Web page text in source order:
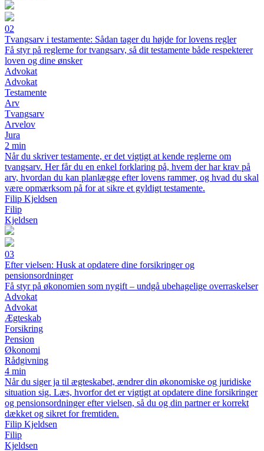
02
Tvangsarv i testamente: Sådan tager du højde for lovens regler
Få styr på reglerne for tvangsarv, så dit testamente både respekterer
loven og dine ønsker
Advokat
Advokat
Testamente
Arv
Tvangsarv
Arvelov
Jura
2 min
Når du skriver testamente, er det vigtigt at kende reglerne om
tvangsarv. Her får du en enkel forklaring på, hvem der har krav på
arv, hvordan du kan planlægge efter lovens rammer, og hvad du skal
være opmærksom på for at sikre et gyldigt testamente.
Filip Kjeldsen
Filip
Kjeldsen
03
Efter vielsen: Husk at opdatere dine forsikringer og
pensionsordninger
Få styr på økonomien som nygift – undgå ubehagelige overraskelser
Advokat
Advokat
Ægteskab
Forsikring
Pension
Økonomi
Rådgivning
4 min
Når du siger ja til ægteskabet, ændrer din økonomiske og juridiske
situation sig. Læs, hvorfor det er vigtigt at opdatere dine forsikringer
og pensionsordninger efter vielsen, så du og din partner er korrekt
dækket og sikret for fremtiden.
Filip Kjeldsen
Filip
Kjeldsen